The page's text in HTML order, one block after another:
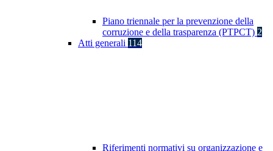
Piano triennale per la prevenzione della
corruzione e della trasparenza (PTPCT) 2
Atti generali 114
Riferimenti normativi su organizzazione e